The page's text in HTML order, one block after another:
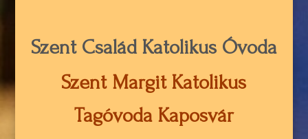
Szent Család Katolikus Óvoda
Szent Margit Katolikus
Tagóvoda Kaposvár